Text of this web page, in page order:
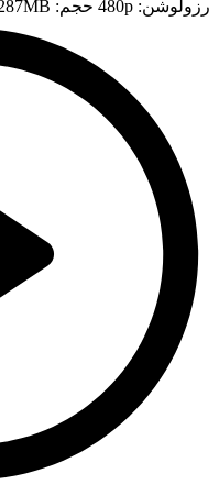
رزولوشن: 480p حجم: 287MB